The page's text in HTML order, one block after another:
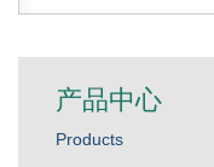
产品中心
Products